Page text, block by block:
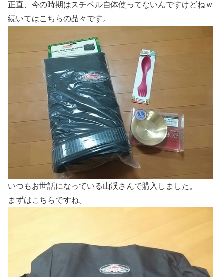
正直、今の時期はスチベル自体使ってないんですけどねｗ
続いてはこちらの品々です。
いつもお世話になっている山渓さんで購入しました。
まずはこちらですね。